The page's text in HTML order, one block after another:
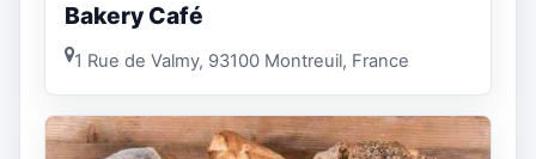
Bakery Café
1 Rue de Valmy, 93100 Montreuil, France